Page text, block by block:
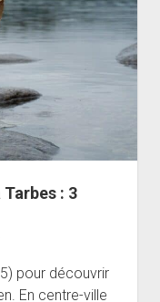
: 3
pour découvrir
En centre-ville